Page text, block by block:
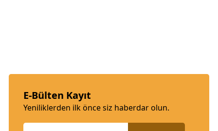
E-Bülten Kayıt
Yeniliklerden ilk önce siz haberdar olun.